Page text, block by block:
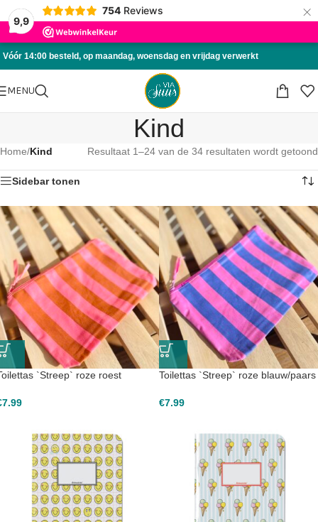
9,9
754 Reviews ×
Skip to navigation
Skip to main content
Vóór 14:00 besteld, op maandag, woensdag en vrijdag verwerkt
MENU
Kind
Home/Kind Resultaat 1–24 van de 34 resultaten wordt getoond
Sidebar tonen
`Streep` roze roest
7.99
Toilettas `Streep` roze blauw/paars
€7.99